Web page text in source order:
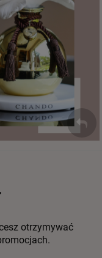
otrzymywać